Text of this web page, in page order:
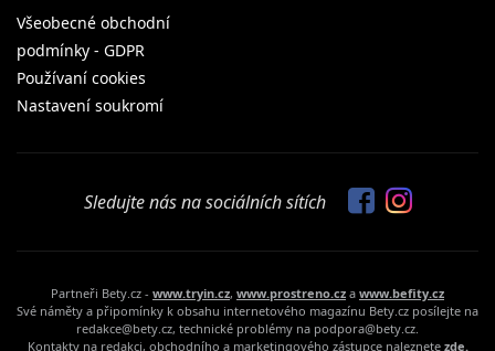
Všeobecné obchodní
podmínky - GDPR
Používaní cookies
Nastavení soukromí
Sledujte nás na sociálních sítích
Partneři Bety.cz - www.tryin.cz, www.prostreno.cz a www.befity.cz
Své náměty a připomínky k obsahu internetového magazínu Bety.cz posílejte na
redakce@bety.cz, technické problémy na podpora@bety.cz.
Kontakty na redakci, obchodního a marketingového zástupce naleznete zde.